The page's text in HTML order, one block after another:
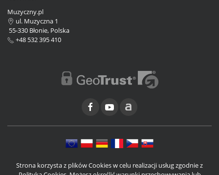
Muzyczny.pl
ul. Muzyczna 1
55-330 Błonie, Polska
+48 532 395 410
Strona korzysta z plików Cookies w celu realizacji usług zgodnie z